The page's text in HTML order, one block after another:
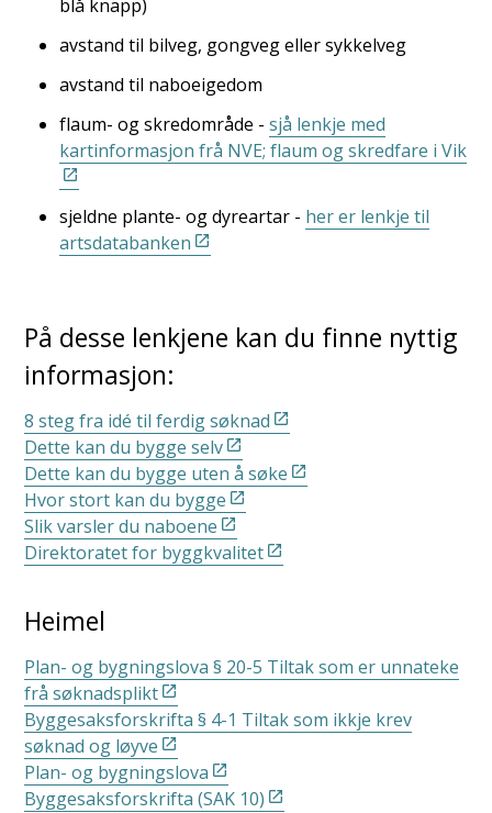
blå knapp)
avstand til bilveg, gongveg eller sykkelveg
avstand til naboeigedom
flaum- og skredområde -sjå lenkje med
kartinformasjon frå NVE; flaum og skredfare i Vik
sjeldne plante- og dyreartar - her er lenkje til
artsdatabanken
På desse lenkjene kan du finne nyttig
informasjon:
8 steg fra idé til ferdig søknad
Dette kan du bygge selv
Dette kan du bygge uten å søke
Hvor stort kan du bygge
Slik varsler du naboene
Direktoratet for byggkvalitet
Heimel
Plan- og bygningslova § 20-5 Tiltak som er unnateke
frå søknadsplikt
Byggesaksforskrifta § 4-1 Tiltak som ikkje krev
søknad og løyve
Plan- og bygningslova
Byggesaksforskrifta (SAK 10)